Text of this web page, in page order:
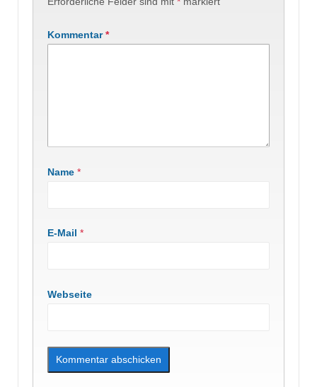
Kommentar*
Name *
E-Mail *
Webseite